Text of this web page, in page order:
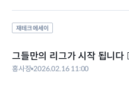
재테크 에세이
그들만의 리그가 시작 됩니다
홍사장 2026.02.16 11:00